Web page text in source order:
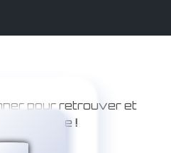
pour retrouver et
cette page !